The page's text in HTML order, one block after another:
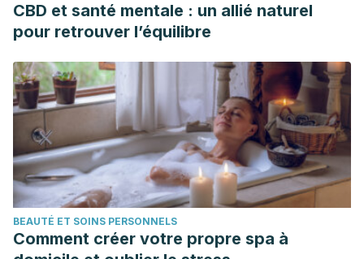
CBD et santé mentale : un allié naturel
pour retrouver l’équilibre
BEAUTÉ ET SOINS PERSONNELS
Comment créer votre propre spa à